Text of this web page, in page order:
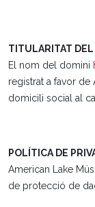
TITULARITAT DEL
El nom del domini
registrat a favor de
domicili social al
POLÍTICA DE
American Lake
de protecció de